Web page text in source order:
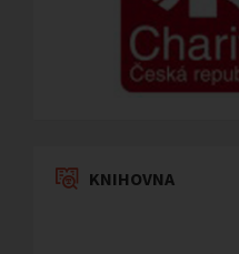
KNIHOVNA